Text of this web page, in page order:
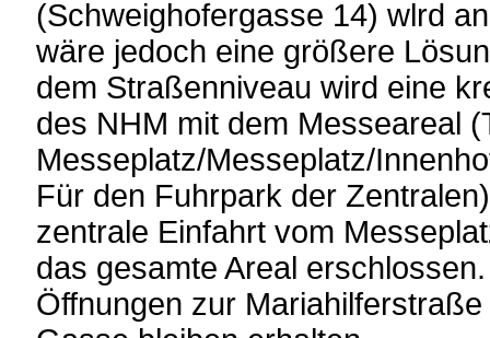
(Schweighofergasse 14) wlrd
wäre jedoch eine größere
dem Straßenniveau wird eine
des NHM mit dem Messeareal
Messeplatz/Messeplatz/
Für den Fuhrpark der
zentrale Einfahrt vom
das gesamte Areal
Öffnungen zur